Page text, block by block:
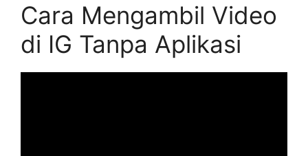
Cara Mengambil Video
di IG Tanpa Aplikasi